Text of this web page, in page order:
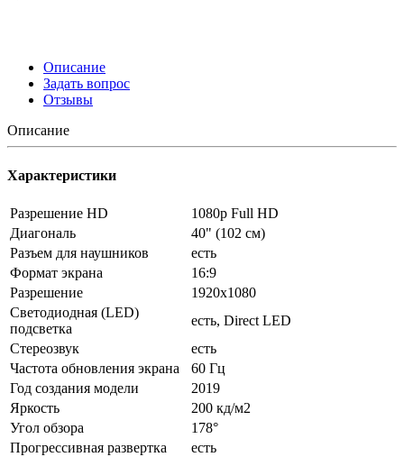
Описание
Задать вопрос
Отзывы
Описание
Характеристики
Разрешение HD
1080p Full HD
Диагональ
40" (102 см)
Разъем для наушников
есть
Формат экрана
16:9
Разрешение
1920x1080
Светодиодная (LED)
подсветка
есть, Direct LED
Стереозвук
есть
Частота обновления экрана
60 Гц
Год создания модели
2019
Яркость
200 кд/м2
Угол обзора
178°
Прогрессивная развертка
есть